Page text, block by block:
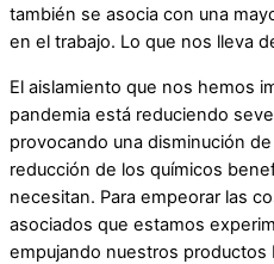
también se asocia con una
en el trabajo. Lo que nos lleva
El aislamiento que nos hemos
pandemia está reduciendo
provocando una disminución
reducción de los químicos
necesitan. Para empeorar las
asociados que estamos
empujando nuestros productos